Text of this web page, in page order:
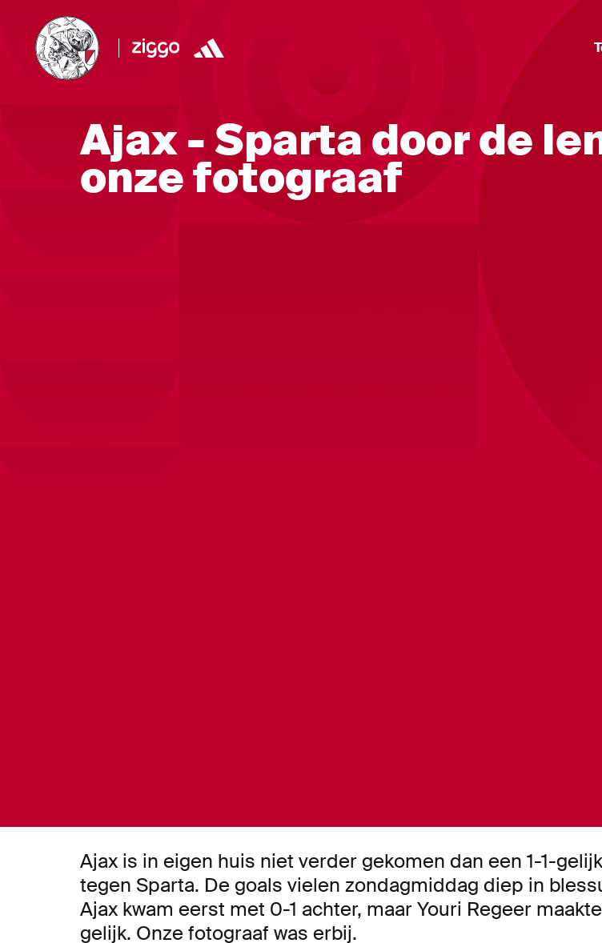
Ajax - Sparta door de
onze fotograaf
Ajax is in eigen huis niet verder gekomen dan een 1-1-
tegen Sparta. De goals vielen zondagmiddag diep in
Ajax kwam eerst met 0-1 achter, maar Youri Regeer
gelijk. Onze fotograaf was erbij.